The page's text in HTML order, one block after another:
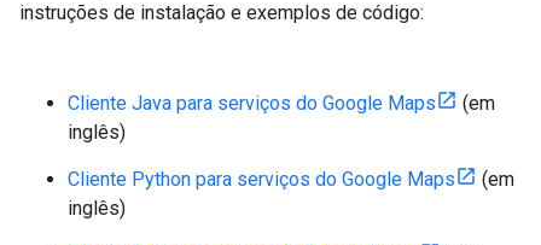
instruções de instalação e exemplos de código:
Cliente Java para serviços do Google Maps
(em
inglês)
Cliente Python para serviços do Google Maps
(em
inglês)